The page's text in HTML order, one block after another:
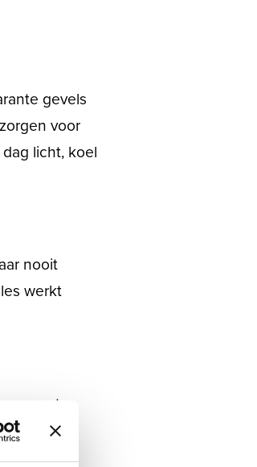
gevels
voor
licht, koel
nooit
werkt
met
over.